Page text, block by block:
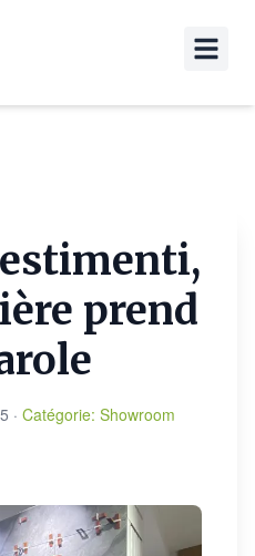
prend
· Catégorie: Showroom